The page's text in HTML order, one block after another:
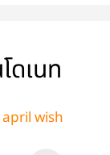
ดเนท
april wish